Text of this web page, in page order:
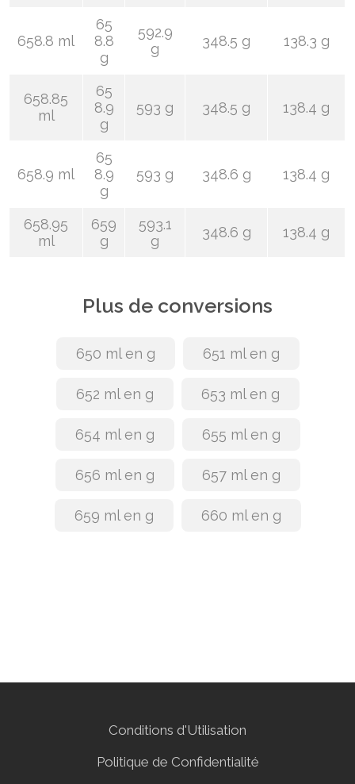
658.8 ml
65
8.8
g
592.9
g
348.5 g 138.3 g
658.85
ml
65
8.9
g
593 g 348.5 g 138.4 g
658.9 ml
65
8.9
g
593 g 348.6 g 138.4 g
658.95
ml
659
g
593.1
g
348.6 g 138.4 g
Plus de conversions
650 ml en g 651 ml en g
652 ml en g 653 ml en g
654 ml en g 655 ml en g
656 ml en g 657 ml en g
659 ml en g 660 ml en g
Conditions d'Utilisation
Politique de Confidentialité